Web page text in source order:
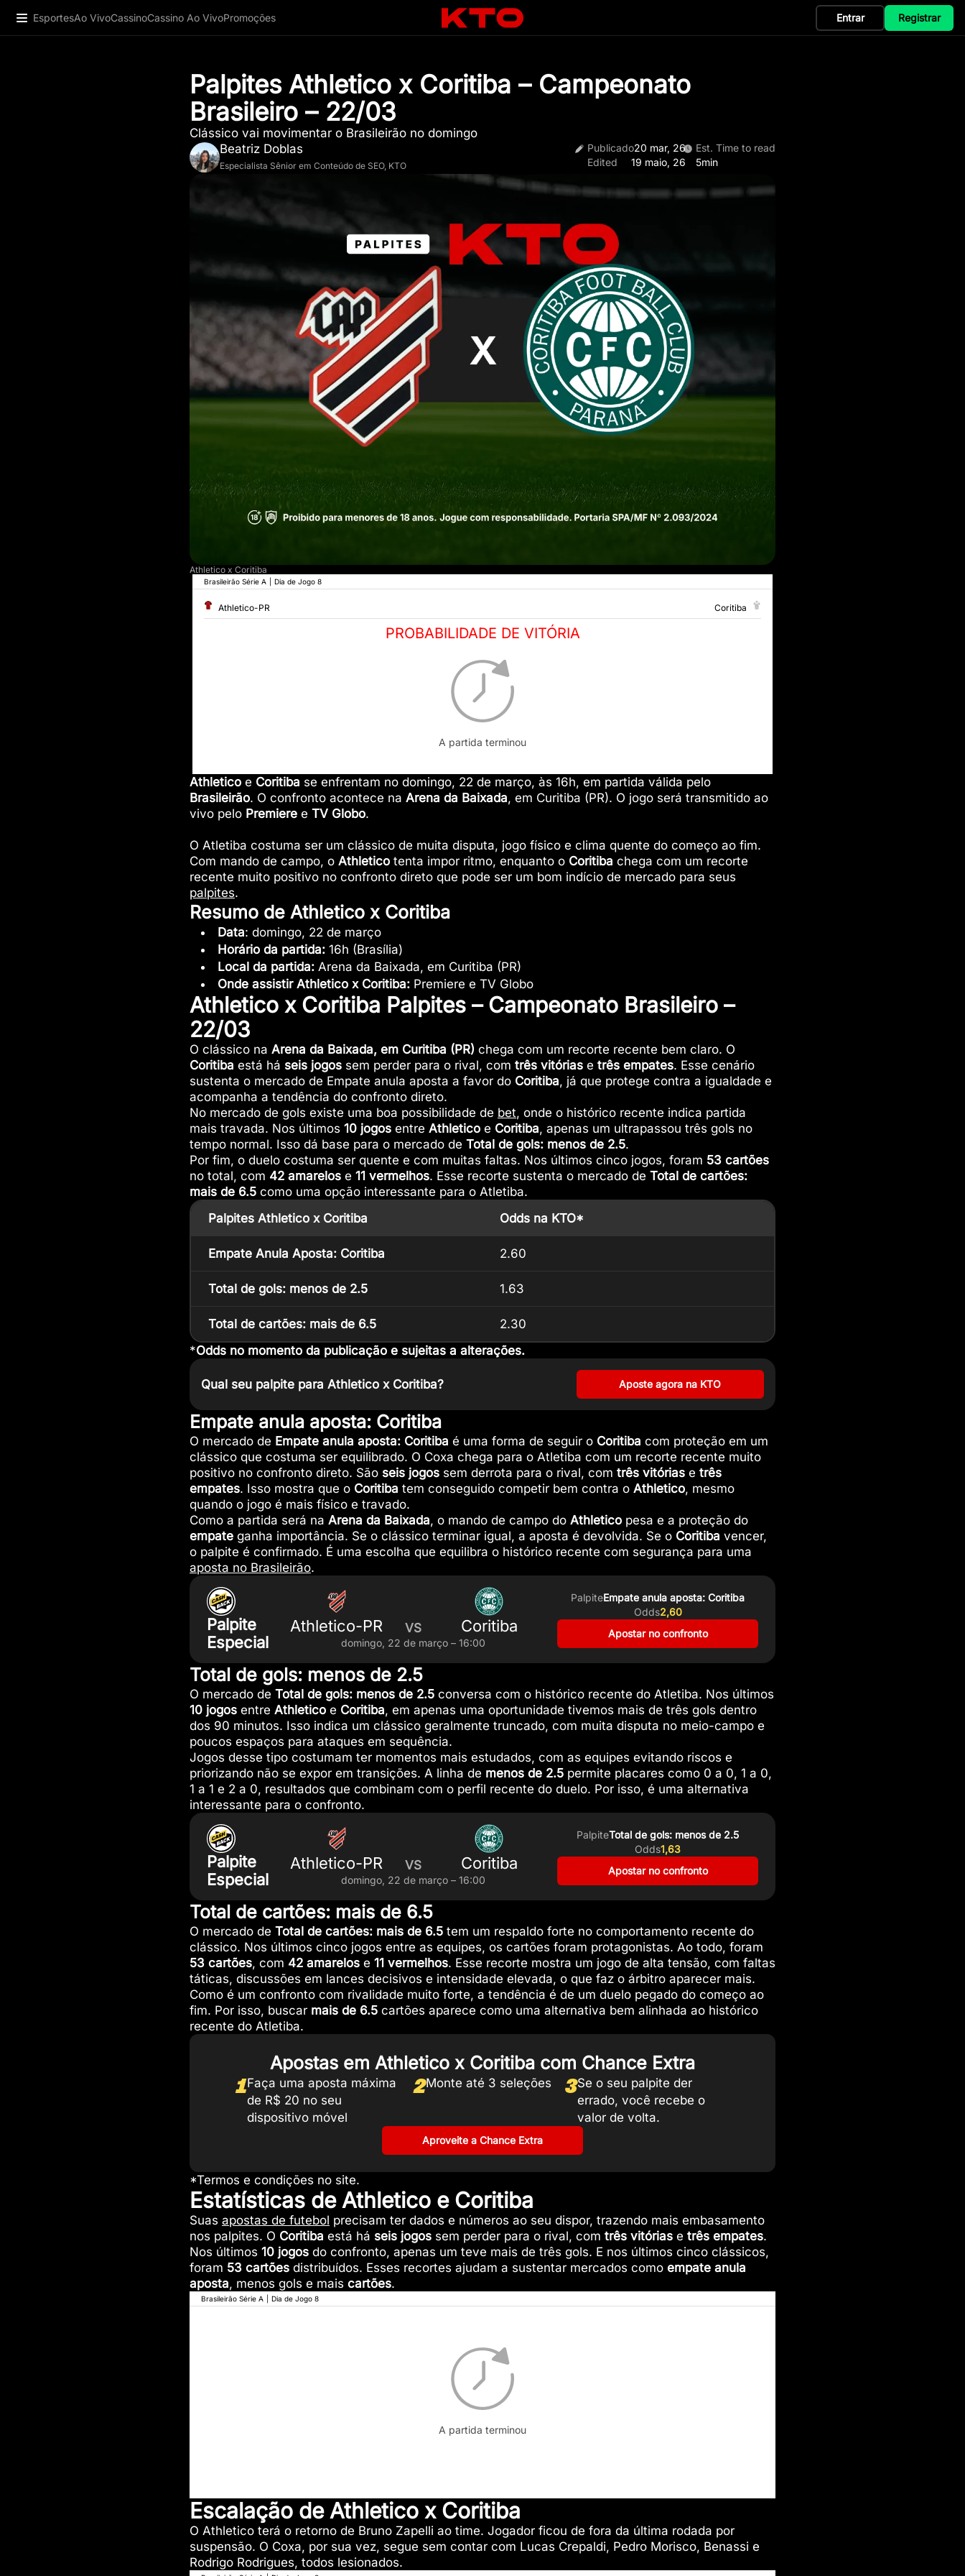
EsportesAo VivoCassinoCassino Ao VivoPromoções Entrar Registrar
Palpites Athletico x Coritiba – Campeonato
Brasileiro – 22/03
Clássico vai movimentar o Brasileirão no domingo
Beatriz Doblas
Especialista Sênior em Conteúdo de SEO, KTO
Publicado20 mar, 26
Edited
19 maio, 26
Est. Time to read
5min
Athletico x Coritiba
Brasileirão Série A Dia de Jogo 8
Athletico-PR Coritiba
PROBABILIDADE DE VITÓRIA
A partida terminou
Athletico e Coritiba se enfrentam no domingo, 22 de março, às 16h, em partida válida pelo
Brasileirão. O confronto acontece na Arena da Baixada, em Curitiba (PR). O jogo será transmitido ao
vivo pelo Premiere e TV Globo.
O Atletiba costuma ser um clássico de muita disputa, jogo físico e clima quente do começo ao fim.
Com mando de campo, o Athletico tenta impor ritmo, enquanto o Coritiba chega com um recorte
recente muito positivo no confronto direto que pode ser um bom indício de mercado para seus
palpites.
Resumo de Athletico x Coritiba
Data: domingo, 22 de março
Horário da partida:16h (Brasília)
Local da partida:Arena da Baixada, em Curitiba (PR)
Onde assistir Athletico x Coritiba: Premiere e TV Globo
Athletico x Coritiba Palpites – Campeonato Brasileiro –
22/03
O clássico na Arena da Baixada, em Curitiba (PR) chega com um recorte recente bem claro. O
Coritiba está há seis jogos sem perder para o rival, com três vitórias e três empates. Esse cenário
sustenta o mercado de Empate anula aposta a favor do Coritiba, já que protege contra a igualdade e
acompanha a tendência do confronto direto.
No mercado de gols existe uma boa possibilidade de bet, onde o histórico recente indica partida
mais travada. Nos últimos 10 jogos entre Athletico e Coritiba, apenas um ultrapassou três gols no
tempo normal. Isso dá base para o mercado de Total de gols: menos de 2.5.
Por fim, o duelo costuma ser quente e com muitas faltas. Nos últimos cinco jogos, foram 53 cartões
no total, com 42 amarelos e 11 vermelhos. Esse recorte sustenta o mercado de Total de cartões:
mais de 6.5 como uma opção interessante para o Atletiba.
Palpites Athletico x Coritiba
Odds na KTO*
Empate Anula Aposta: Coritiba 2.60
Total de gols: menos de 2.5 1.63
Total de cartões: mais de 6.5
2.30
*Odds no momento da publicação e sujeitas a alterações.
Qual seu palpite para Athletico x Coritiba? Aposte agora na KTO
Empate anula aposta: Coritiba
O mercado de Empate anula aposta: Coritiba é uma forma de seguir o Coritiba com proteção em um
clássico que costuma ser equilibrado. O Coxa chega para o Atletiba com um recorte recente muito
positivo no confronto direto. São seis jogos sem derrota para o rival, com três vitórias e três
empates. Isso mostra que o Coritiba tem conseguido competir bem contra o Athletico, mesmo
quando o jogo é mais físico e travado.
Como a partida será na Arena da Baixada, o mando de campo do Athletico pesa e a proteção do
empate ganha importância. Se o clássico terminar igual, a aposta é devolvida. Se o Coritiba vencer,
o palpite é confirmado. É uma escolha que equilibra o histórico recente com segurança para uma
aposta no Brasileirão.
Palpite
Especial
Athletico-PR VS Coritiba
domingo, 22 de março – 16:00
PalpiteEmpate anula aposta: Coritiba
Odds2,60
Apostar no confronto
Total de gols: menos de 2.5
O mercado de Total de gols: menos de 2.5 conversa com o histórico recente do Atletiba. Nos últimos
10 jogos entre Athletico e Coritiba, em apenas uma oportunidade tivemos mais de três gols dentro
dos 90 minutos. Isso indica um clássico geralmente truncado, com muita disputa no meio-campo e
poucos espaços para ataques em sequência.
Jogos desse tipo costumam ter momentos mais estudados, com as equipes evitando riscos e
priorizando não se expor em transições. A linha de menos de 2.5 permite placares como 0 a 0, 1 a 0,
1 a 1 e 2 a 0, resultados que combinam com o perfil recente do duelo. Por isso, é uma alternativa
interessante para o confronto.
Palpite
Especial
Athletico-PR VS Coritiba
domingo, 22 de março – 16:00
PalpiteTotal de gols: menos de 2.5
Odds1,63
Apostar no confronto
Total de cartões: mais de 6.5
O mercado de Total de cartões: mais de 6.5 tem um respaldo forte no comportamento recente do
clássico. Nos últimos cinco jogos entre as equipes, os cartões foram protagonistas. Ao todo, foram
53 cartões, com 42 amarelos e 11 vermelhos. Esse recorte mostra um jogo de alta tensão, com faltas
táticas, discussões em lances decisivos e intensidade elevada, o que faz o árbitro aparecer mais.
Como é um confronto com rivalidade muito forte, a tendência é de um duelo pegado do começo ao
fim. Por isso, buscar mais de 6.5 cartões aparece como uma alternativa bem alinhada ao histórico
recente do Atletiba.
Apostas em Athletico x Coritiba com Chance Extra
1Faça uma aposta máxima
de R$ 20 no seu
dispositivo móvel
2Monte até 3 seleções 3Se o seu palpite der
errado, você recebe o
valor de volta.
Aproveite a Chance Extra
*Termos e condições no site.
Estatísticas de Athletico e Coritiba
Suas apostas de futebol precisam ter dados e números ao seu dispor, trazendo mais embasamento
nos palpites. O Coritiba está há seis jogos sem perder para o rival, com três vitórias e três empates.
Nos últimos 10 jogos do confronto, apenas um teve mais de três gols. E nos últimos cinco clássicos,
foram 53 cartões distribuídos. Esses recortes ajudam a sustentar mercados como empate anula
aposta, menos gols e mais cartões.
Brasileirão Série A Dia de Jogo 8
A partida terminou
Escalação de Athletico x Coritiba
O Athletico terá o retorno de Bruno Zapelli ao time. Jogador ficou de fora da última rodada por
suspensão. O Coxa, por sua vez, segue sem contar com Lucas Crepaldi, Pedro Morisco, Benassi e
Rodrigo Rodrigues, todos lesionados.